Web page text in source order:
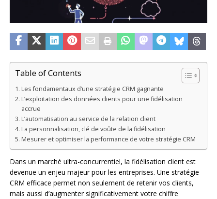
Table of Contents
Les fondamentaux d’une stratégie CRM gagnante
L’exploitation des données clients pour une fidélisation
accrue
L’automatisation au service de la relation client
La personnalisation, clé de voûte de la fidélisation
Mesurer et optimiser la performance de votre stratégie CRM
Dans un marché ultra-concurrentiel, la fidélisation client est
devenue un enjeu majeur pour les entreprises. Une stratégie
CRM efficace permet non seulement de retenir vos clients,
mais aussi d’augmenter significativement votre chiffre